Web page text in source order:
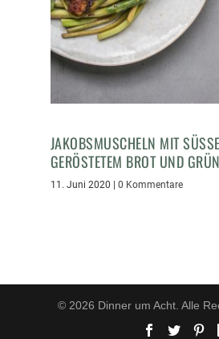
JAKOBSMUSCHELN MIT
ERÖSTETEM BROT UND
11. Juni 2020 | 0 Kommentare
© 2026 Dinner um Acht. Alle